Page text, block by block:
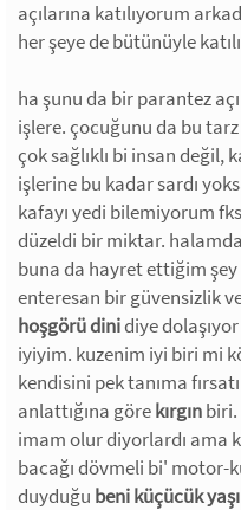
açılarına katılıyorum
her şeye de bütünüyle
ha şunu da bir parantez
işlere. çocuğunu da bu
çok sağlıklı bi insan değil,
işlerine bu kadar sardı
kafayı yedi bilemiyorum
düzeldi bir miktar.
buna da hayret ettiğim
enteresan bir güvensizlik
hoşgörü dinidiye
iyiyim. kuzenim iyi biri mi
kendisini pek tanıma
anlattığına görekırgın
imam olur diyorlardı ama
bacağı dövmeli bi' motor-
duyduğu beni küçücük